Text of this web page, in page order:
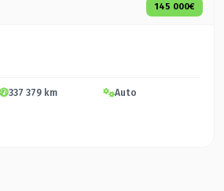
145 000€
337 379 km Auto